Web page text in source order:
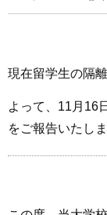
現在留学生の隔
よって、11月16
をご報告いたしま